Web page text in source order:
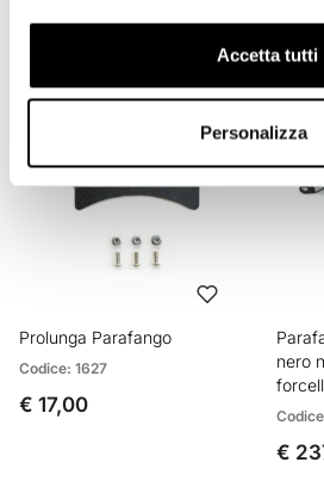
Accetta tutti
Personalizza
Prolunga Parafango
Codice: 1627
€ 17,00
nero
€